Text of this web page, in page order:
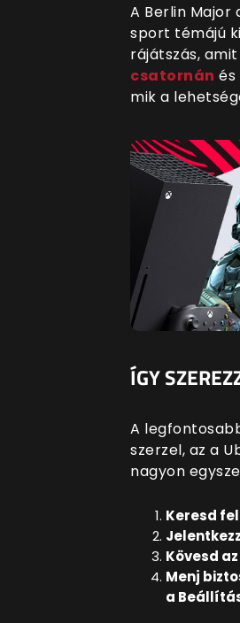
A Berlin
sport témájú
rájátszás,
csatornán és
mik a
ÍGY
A
szerzel, az a
nagyon
Keresd
Kövesd
Menj
a